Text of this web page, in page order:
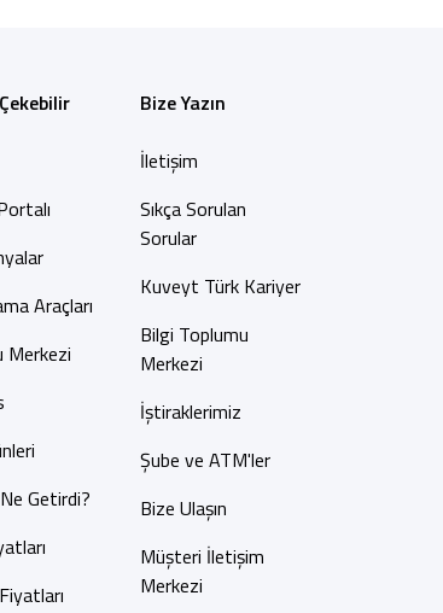
Araçları
Merkezi
Getirdi?
Bize Yazın
İletişim
Sıkça Sorulan
Sorular
Kuveyt Türk Kariyer
Bilgi Toplumu
Merkezi
İştiraklerimiz
Şube ve ATM'ler
Bize Ulaşın
Müşteri İletişim
Merkezi